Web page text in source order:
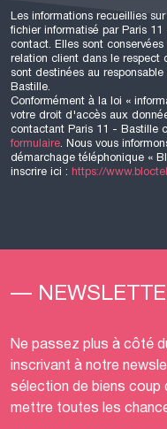
Les informations recueillies
fichier informatisé par Paris
contact. Elles sont
relation client dans le respect
sont destinées au
Bastille.
Conformément à la loi «
votre droit d'accès aux
contactant Paris 11 - Bastille
formulaire. Nous vous
démarchage téléphonique «
inscrire ici : https://
—
Ne passez plus à côté
inscrivant à notre
sélection de biens
mettre toutes les